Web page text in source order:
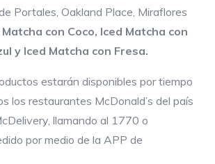
Portales, Oakland Place, Miraflores
Matcha con Coco, Iced Matcha con
y Iced Matcha con Fresa.
estarán disponibles por tiempo
los restaurantes McDonald’s del país
llamando al 1770 o
por medio de la APP de